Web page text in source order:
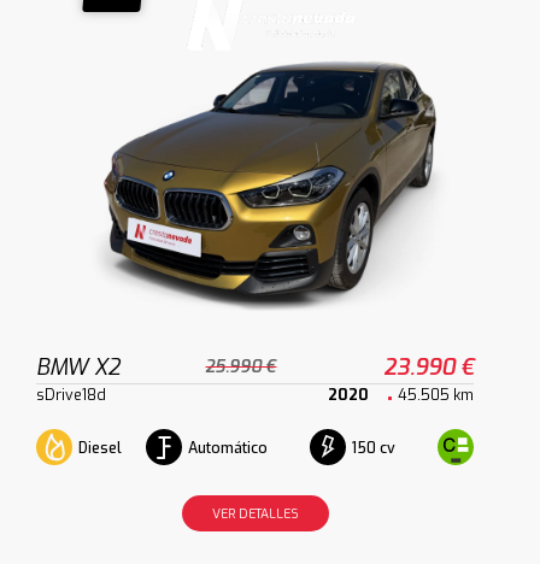
BMW X2 25.990 € 23.990 €
sDrive18d 2020 45.505 km
Diesel Automático 150 cv
VER DETALLES